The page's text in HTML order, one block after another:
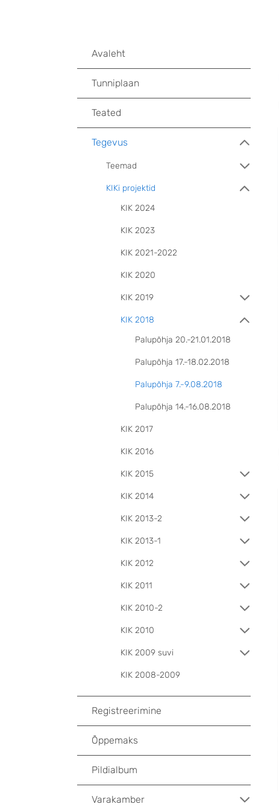
Avaleht
Tunniplaan
Teated
Tegevus
Teemad
KIKi projektid
KIK 2024
KIK 2023
KIK 2021-2022
KIK 2020
KIK 2019
KIK 2018
Palupõhja 20.-21.01.2018
Palupõhja 17.-18.02.2018
Palupõhja 7.-9.08.2018
Palupõhja 14.-16.08.2018
KIK 2017
KIK 2016
KIK 2015
KIK 2014
KIK 2013-2
KIK 2013-1
KIK 2012
KIK 2011
KIK 2010-2
KIK 2010
KIK 2009 suvi
KIK 2008-2009
Registreerimine
Õppemaks
Pildialbum
Varakamber